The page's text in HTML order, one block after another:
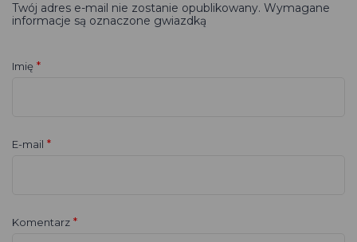
Twój adres e-mail nie zostanie opublikowany. Wymagane
informacje są oznaczone gwiazdką
Imię *
E-mail *
Komentarz *